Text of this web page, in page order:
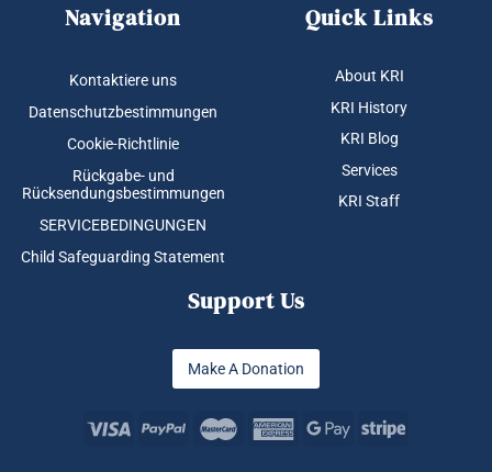
Navigation
Kontaktiere uns
Datenschutzbestimmungen
Cookie-Richtlinie
Rückgabe- und
Rücksendungsbestimmungen
SERVICEBEDINGUNGEN
Child Safeguarding Statement
Quick Links
About KRI
KRI History
KRI Blog
Services
KRI Staff
Support Us
Make A Donation